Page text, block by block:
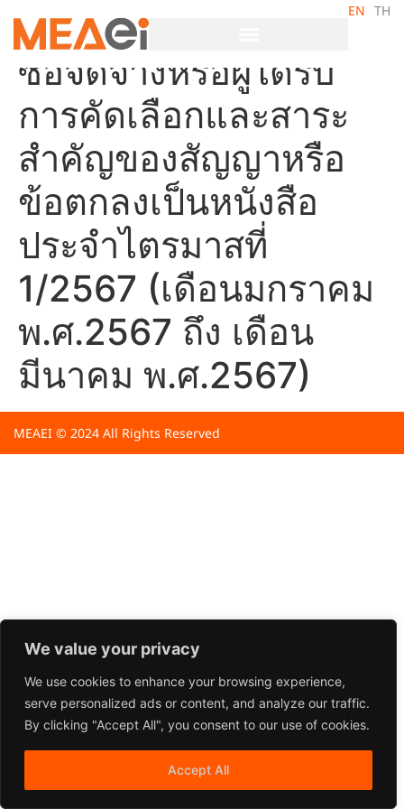
We value your privacy
We use cookies to enhance your browsing experience,
serve personalized ads or content, and analyze our traffic.
By clicking "Accept All", you consent to our use of cookies.
Accept All
EN TH
ประกาศผลผู้ชนะการจัด
ซื้อจัดจ้างหรือผู้ได้รับ
การคัดเลือกและสาระ
สำคัญของสัญญาหรือ
ข้อตกลงเป็นหนังสือ
ประจำไตรมาสที่
1/2567 (เดือนมกราคม
พ.ศ.2567 ถึง เดือน
มีนาคม พ.ศ.2567)
MEAEI © 2024 All Rights Reserved